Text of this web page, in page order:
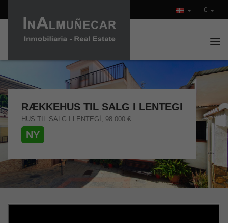
€
RÆKKEHUS TIL SALG I LENTEGI
HUS TIL SALG I LENTEGÍ, 98.000 €
NY